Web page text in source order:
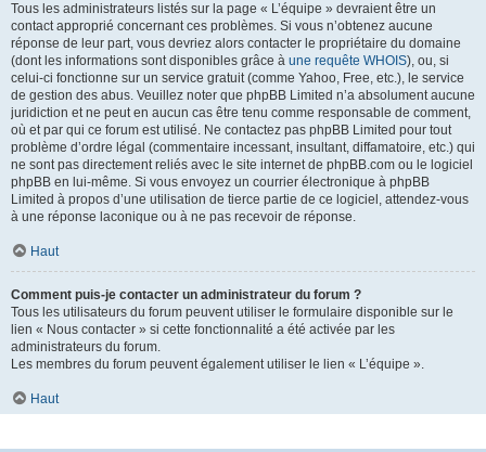
Tous les administrateurs listés sur la page « L’équipe » devraient être un
contact approprié concernant ces problèmes. Si vous n’obtenez aucune
réponse de leur part, vous devriez alors contacter le propriétaire du domaine
(dont les informations sont disponibles grâce à une requête WHOIS), ou, si
celui-ci fonctionne sur un service gratuit (comme Yahoo, Free, etc.), le service
de gestion des abus. Veuillez noter que phpBB Limited n’a absolument aucune
juridiction et ne peut en aucun cas être tenu comme responsable de comment,
où et par qui ce forum est utilisé. Ne contactez pas phpBB Limited pour tout
problème d’ordre légal (commentaire incessant, insultant, diffamatoire, etc.) qui
ne sont pas directement reliés avec le site internet de phpBB.com ou le logiciel
phpBB en lui-même. Si vous envoyez un courrier électronique à phpBB
Limited à propos d’une utilisation de tierce partie de ce logiciel, attendez-vous
à une réponse laconique ou à ne pas recevoir de réponse.
Haut
Comment puis-je contacter un administrateur du forum ?
Tous les utilisateurs du forum peuvent utiliser le formulaire disponible sur le
lien « Nous contacter » si cette fonctionnalité a été activée par les
administrateurs du forum.
Les membres du forum peuvent également utiliser le lien « L’équipe ».
Haut